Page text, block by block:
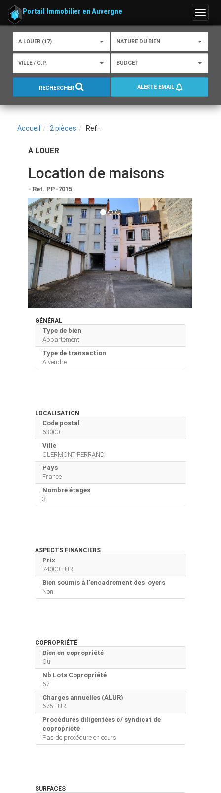
Menu
Portail Immobilier en Auvergne
A LOUER (17) NATURE DU BIEN
VILLE / C.P. BUDGET
RECHERCHER ALERTE EMAIL
Accueil 2 pièces Ref. :
À LOUER
Location de maisons
- Réf. PP-7015
GÉNÉRAL
Type de bien
Appartement
Type de transaction
A vendre
LOCALISATION
Code postal
63000
Ville
CLERMONT FERRAND
Pays
France
Nombre étages
3
ASPECTS FINANCIERS
Prix
74000 EUR
Bien soumis à l'encadrement des loyers
Non
COPROPRIÉTÉ
Bien en copropriété
Oui
Nb Lots Copropriété
67
Charges annuelles (ALUR)
675 EUR
Procédures diligentées c/ syndicat de
copropriété
Pas de procédure en cours
SURFACES